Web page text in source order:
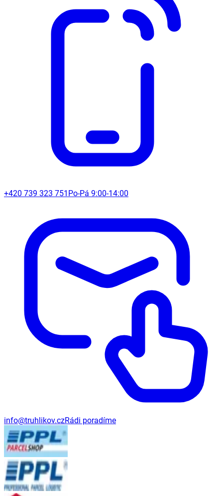
+420 739 323 751 Po-Pá 9:00-14:00
info@truhlikov.czRádi poradíme